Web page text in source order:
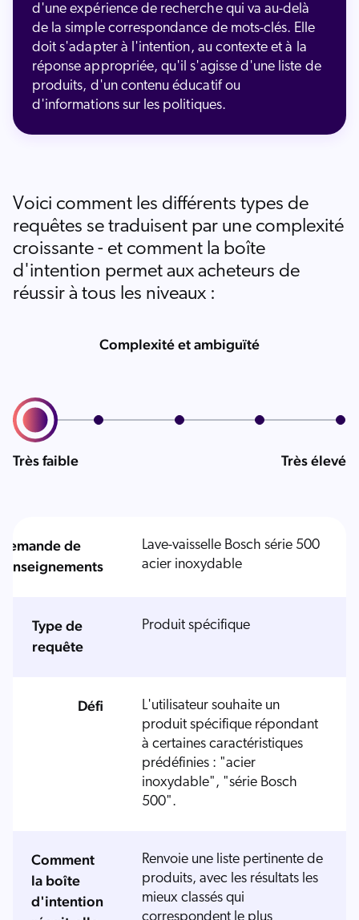
d'une expérience de recherche qui va au-delà
de la simple correspondance de mots-clés. Elle
doit s'adapter à l'intention, au contexte et à la
réponse appropriée, qu'il s'agisse d'une liste de
produits, d'un contenu éducatif ou
d'informations sur les politiques.
Voici comment les différents types de
requêtes se traduisent par une complexité
croissante - et comment la boîte
d'intention permet aux acheteurs de
réussir à tous les niveaux :
Complexité et ambiguïté
Très faible Très élevé
Demande de
renseignements
Lave-vaisselle Bosch série 500
acier inoxydable
Type de
requête
Produit spécifique
Défi
L'utilisateur souhaite un
produit spécifique répondant
à certaines caractéristiques
prédéfinies : "acier
inoxydable", "série Bosch
500".
Comment
la boîte
d'intention
Renvoie une liste pertinente de
produits, avec les résultats les
mieux classés qui